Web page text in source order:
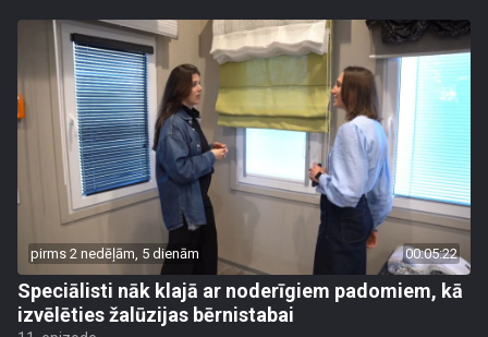
pirms 2 nedēļām, 5 dienām 00:05:22
Speciālisti nāk klajā ar noderīgiem padomiem, kā
izvēlēties žalūzijas bērnistabai